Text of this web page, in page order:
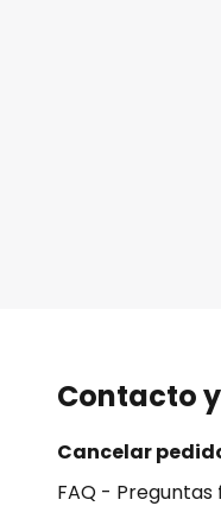
Contacto
Cancelar
FAQ -